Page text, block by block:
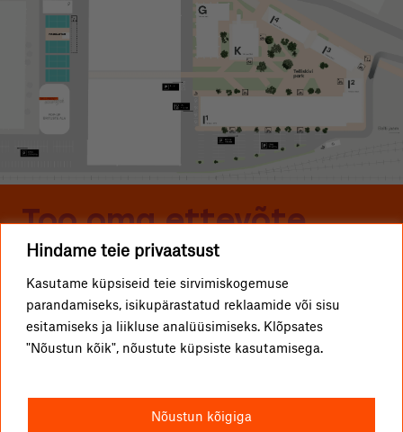
Hindame teie privaatsust
Kasutame küpsiseid teie sirvimiskogemuse
parandamiseks, isikupärastatud reklaamide või sisu
esitamiseks ja liikluse analüüsimiseks. Klõpsates
"Nõustun kõik", nõustute küpsiste kasutamisega.
Nõustun kõigiga
Too oma ettevõte
Telliskivisse
ETTEVÕTTED
KUIDAS TULLA?
Telliskivi TLN OÜ
Telliskivi 60/2, 10412 Tallinn
I1-hoone, A-sissepääs, 4. korrus